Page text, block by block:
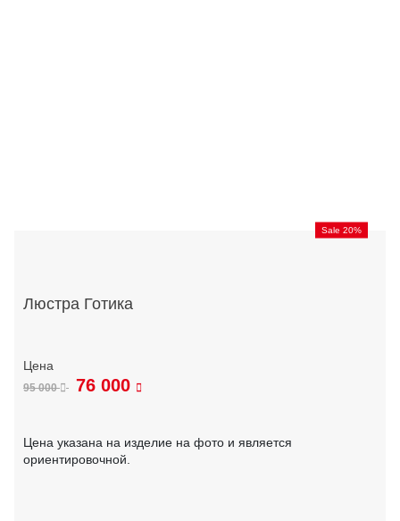
Sale 20%
Люстра Готика
95 000 76 000
Цена указана на изделие на фото и является
ориентировочной.